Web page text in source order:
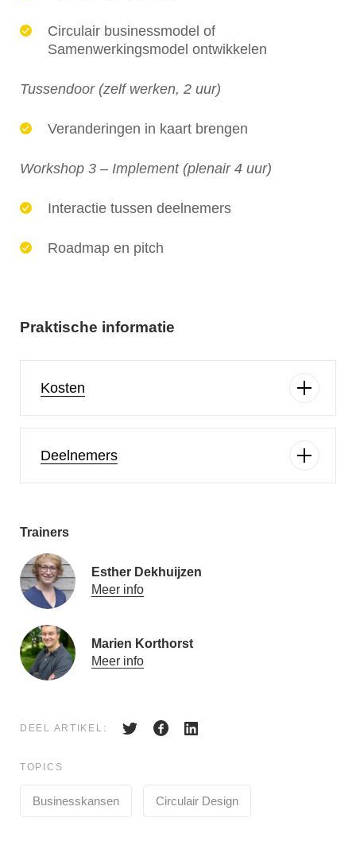
Circulair businessmodel of
Samenwerkingsmodel ontwikkelen
Tussendoor (zelf werken, 2 uur)
Veranderingen in kaart brengen
Workshop 3 – Implement (plenair 4 uur)
Interactie tussen deelnemers
Roadmap en pitch
Praktische informatie
Kosten
Deelnemers
Trainers
Esther Dekhuijzen
Meer info
Marien Korthorst
Meer info
DEEL ARTIKEL:
TOPICS
Businesskansen Circulair Design